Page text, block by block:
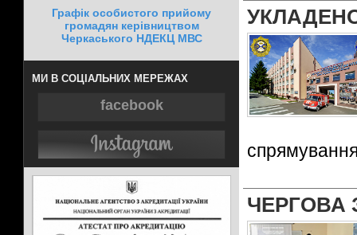
Графік особистого прийому
громадян керівництвом
Черкаського НДЕКЦ МВС
МИ В СОЦІАЛЬНИХ МЕРЕЖАХ
facebook
ЧЕРГОВА